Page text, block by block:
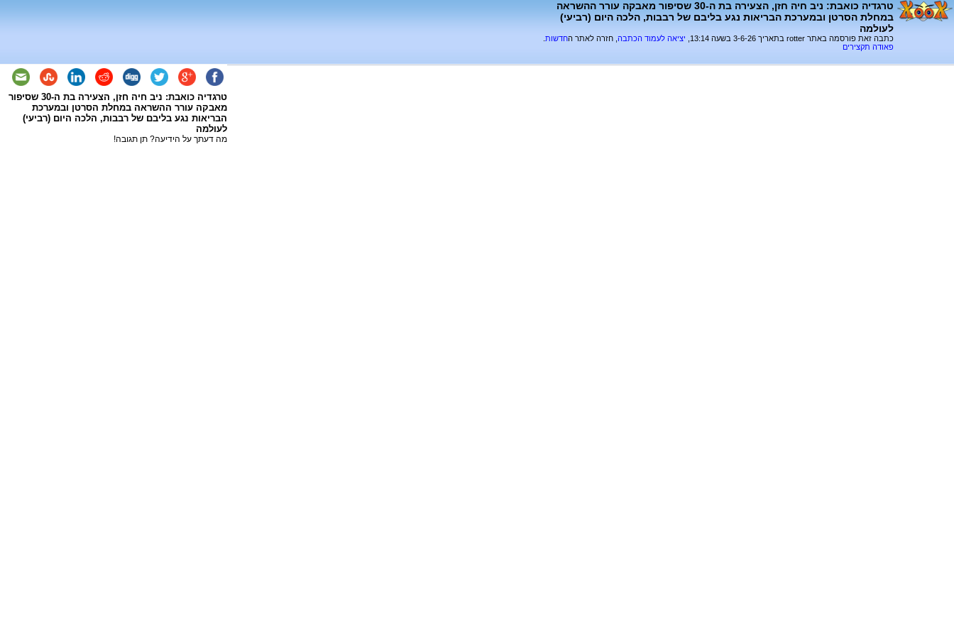
טרגדיה כואבת: ניב חיה חזן, הצעירה בת ה-30 שסיפור מאבקה עורר ההשראה
במחלת הסרטן ובמערכת הבריאות נגע בליבם של רבבות, הלכה היום (רביעי)
לעולמה
כתבה זאת פורסמה באתר rotter בתאריך 3-6-26 בשעה 13:14, יציאה לעמוד הכתבה , חזרה לאתר החדשות
פאודה תקצירים
טרגדיה כואבת: ניב חיה חזן, הצעירה בת ה-30 שסיפור
מאבקה עורר ההשראה במחלת הסרטן ובמערכת
הבריאות נגע בליבם של רבבות, הלכה היום (רביעי)
לעולמה
מה דעתך על הידיעה? תן תגובה!